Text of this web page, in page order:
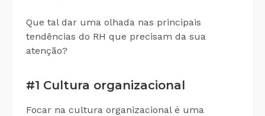
Que tal dar uma olhada nas principais
tendências do RH que precisam da sua
atenção?
#1 Cultura organizacional
Focar na cultura organizacional é uma